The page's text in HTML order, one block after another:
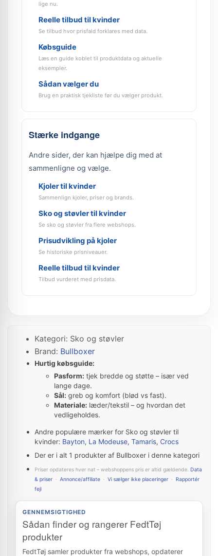
lige nu.
Reelle tilbud til kvinder
Se tilbud hvor prisfald forklares med data.
Købsguide
Læs en guide koblet til produktdata og aktuelle
eksempler.
Sådan vælger du
Brug en praktisk tjekliste før du vælger produkt.
Stærke indgange
Andre sider, der kan hjælpe dig med at
sammenligne og vælge.
Kjoler til kvinder
Sammenlign kjoler, priser og brands.
Sko og støvler til kvinder
Se sko og støvler fra flere webshops.
Prisudvikling på kjoler
Se historiske prisniveauer.
Reelle tilbud til kvinder
Tilbud vurderet med prisdata.
Kategori: Sko og støvler
Brand: Bullboxer
Hurtig købsguide:
Pasform: tjek bredde og støtte – især ved
lange dage.
Sål: greb og komfort (blød vs fast).
Materiale: læder/tekstil – og hvordan det
vedligeholdes.
Andre populære mærker for Sko og støvler til
kvinder: Bayton, La Modeuse, Tamaris, Crocs
Der er i alt 1 produkter af Bullboxer i denne kategori
Priser opdateres hver nat – webshoppens pris er altid gældende. Data
& priser · Annonce/affiliate · Vi sælger ikke placeringer · Rapportér
fejl
GENNEMSIGTIGHED
Sådan finder og rangerer FedtTøj
produkter
FedtTøj samler produkter fra webshops, opdaterer